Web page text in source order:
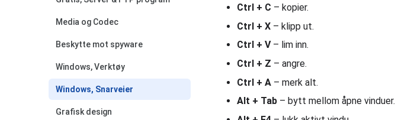
Media og Codec
Beskytte mot spyware
Windows, Verktøy
Windows, Snarveier
Grafisk design
Ctrl + C – kopier.
Ctrl + X – klipp ut.
Ctrl + V– lim inn.
Ctrl + Z – angre.
Ctrl + A – merk alt.
Alt + Tab – bytt mellom åpne vinduer.